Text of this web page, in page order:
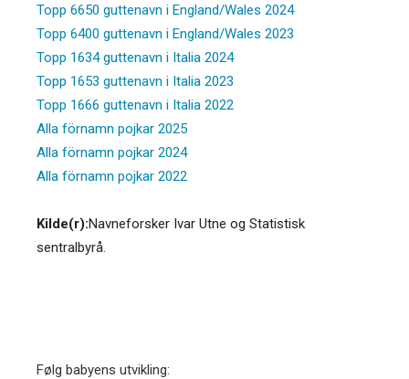
Topp 6650 guttenavn i England/Wales 2024
Topp 6400 guttenavn i England/Wales 2023
Topp 1634 guttenavn i Italia 2024
Topp 1653 guttenavn i Italia 2023
Topp 1666 guttenavn i Italia 2022
Alla förnamn pojkar 2025
Alla förnamn pojkar 2024
Alla förnamn pojkar 2022
Kilde(r):Navneforsker Ivar Utne og Statistisk
sentralbyrå.
Følg babyens utvikling: